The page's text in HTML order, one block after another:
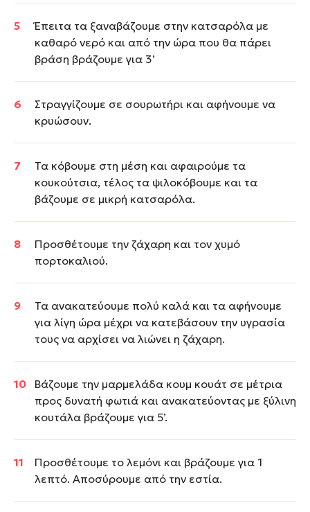
Έπειτα τα ξαναβάζουμε στην κατσαρόλα με
καθαρό νερό και από την ώρα που θα πάρει
βράση βράζουμε για 3’
Στραγγίζουμε σε σουρωτήρι και αφήνουμε να
κρυώσουν.
Τα κόβουμε στη μέση και αφαιρούμε τα
κουκούτσια, τέλος τα ψιλοκόβουμε και τα
βάζουμε σε μικρή κατσαρόλα.
Προσθέτουμε την ζάχαρη και τον χυμό
πορτοκαλιού.
Τα ανακατεύουμε πολύ καλά και τα αφήνουμε
για λίγη ώρα μέχρι να κατεβάσουν την υγρασία
τους να αρχίσει να λιώνει η ζάχαρη.
Βάζουμε την μαρμελάδα κουμ κουάτ σε μέτρια
προς δυνατή φωτιά και ανακατεύοντας με ξύλινη
κουτάλα βράζουμε για 5’.
Προσθέτουμε το λεμόνι και βράζουμε για 1
λεπτό. Αποσύρουμε από την εστία.